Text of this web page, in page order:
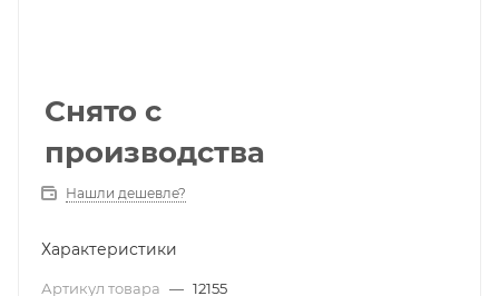
Снято с
производства
Нашли дешевле?
Характеристики
Артикул товара — 12155